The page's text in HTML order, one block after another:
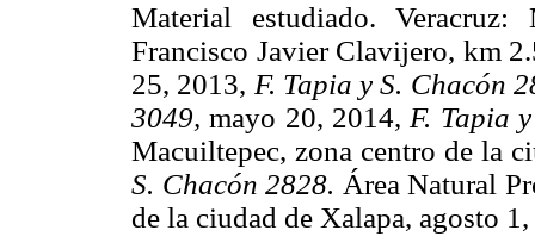
Material estudiado.
Francisco Javier Clavijero, km
25, 2013, F. Tapia y S. Chacón
3049, mayo 20, 2014,F. Tapia
Macuiltepec, zona centro de la
S. Chacón 2828. Área Natural
de la ciudad de Xalapa, agosto